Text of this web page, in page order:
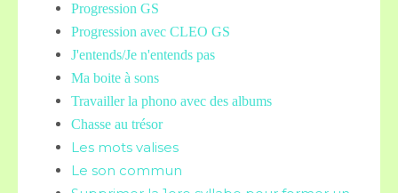
Progression GS
Progression avec CLEO GS
J'entends/Je n'entends pas
Ma boite à sons
Travailler la phono avec des albums
Chasse au trésor
Les mots valises
Le son commun